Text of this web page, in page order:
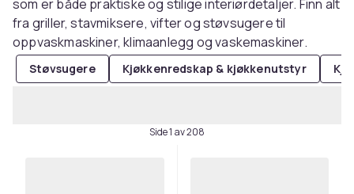
som er både praktiske og stilige interiørdetaljer. Finn alt
fra griller, stavmiksere, vifter og støvsugere til
oppvaskmaskiner, klimaanlegg og vaskemaskiner.
Støvsugere Kjøkkenredskap & kjøkkenutstyr
Side 1 av 208